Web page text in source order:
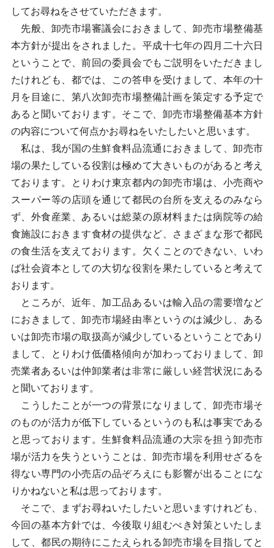
してお尋ねをさせていただきます。
先般、卸売市場審議会におきまして、卸売市場整備基
本方針が提出をされました。平成十七年の四月二十六日
ということで、前回の委員会でもご説明をいただきまし
たけれども、都では、この答申を受けまして、本年の十
月を目途に、第八次卸売市場整備計画を策定する予定で
あると聞いております。そこで、卸売市場整備基本方針
の内容について何点かお尋ねをいたしたいと思います。
私は、我が国の生鮮食料品流通におきまして、卸売市
場の果たしている役割は極めて大きいものがあると考え
ております。とりわけ東京都内の卸売市場は、小売商や
スーパー等の店頭を通じて都民の台所を支えるのみなら
ず、外食産業、あるいは総菜の原材料または病院等の給
食施設におきます食材の提供など、さまざまな形で都民
の食生活を支えております。欠くことのできない、いわ
ば社会資本としての大切な役割を果たしていると考えて
おります。
ところが、近年、加工品あるいは輸入品の需要増など
におきまして、卸売市場経由率というのは減少し、ある
いは卸売市場の取扱高が減少しているということであり
まして、とりわけ低価格傾向が加わっておりまして、卸
売業者あるいは仲卸業者は非常に厳しい経営状況にある
と聞いております。
こうしたことが一つの背景になりまして、卸売市場そ
のものが活力が低下しているというのも私は事実である
と思っております。生鮮食料品流通の大宗を担う卸売市
場が活力を失うということは、卸売市場を利用せざるを
得ない専門の小売店の品ぞろえにも影響が出ることにな
りかねないと私は思っております。
そこで、まずお尋ねいたしたいと思いますけれども、
今回の基本方針では、今後取り組むべき対策といたしま
して、都民の期待にこたえられる卸売市場を目指してと